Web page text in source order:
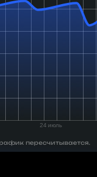
пересчитывается.